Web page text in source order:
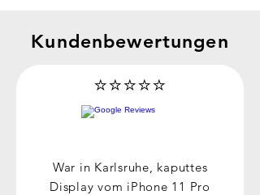
Kundenbewertungen
⭐⭐⭐⭐⭐
War in Karlsruhe, kaputtes
Display vom iPhone 11 Pro